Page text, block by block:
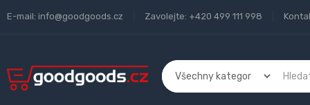
E-mail: info@goodgoods.cz Zavolejte: +420 499 111 998